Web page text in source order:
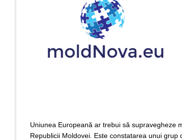
Uniunea Europeană ar trebui să supravegheze
Republicii Moldovei. Este constatarea unui